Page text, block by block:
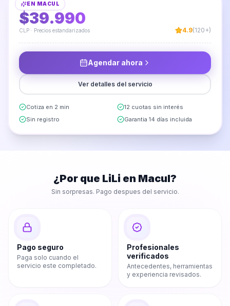
EN MACUL
DESDE
$39.990
CLP · Precios estandarizados 4.9(120+)
Agendar ahora
Ver detalles del servicio
Cotiza en 2 min
12 cuotas sin interés
Sin registro
Garantia 14 días incluida
¿Por que LiLi en Macul?
Sin sorpresas. Pago despues del servicio.
Pago seguro
Paga solo cuando el
servicio este completado.
Profesionales
verificados
Antecedentes, herramientas
y experiencia revisados.